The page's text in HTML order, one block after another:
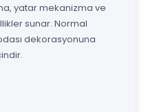
yatar mekanizma ve
sunar. Normal
dekorasyonuna